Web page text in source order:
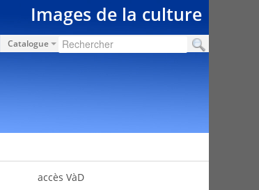
Images de la culture
Catalogue
accès VàD